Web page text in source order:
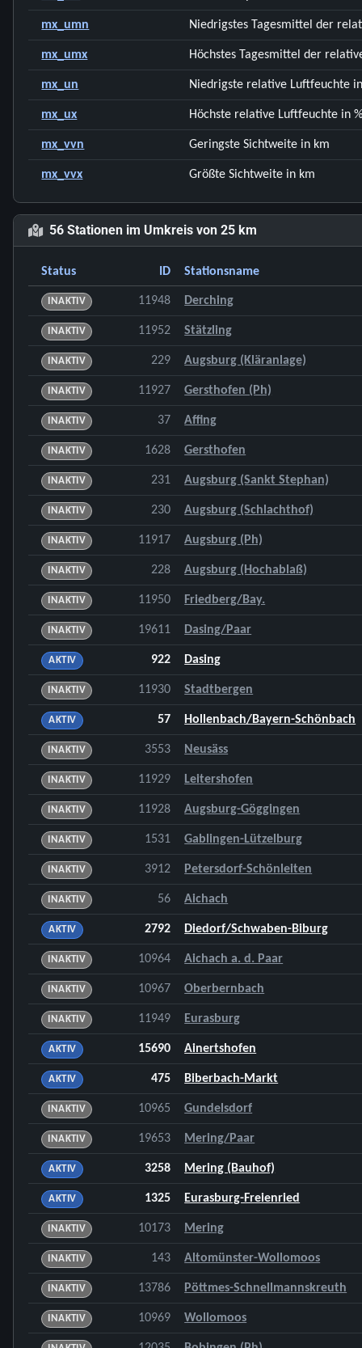
mx_umn Niedrigstes Tagesmittel der
mx_umx Höchstes Tagesmittel der
mx_un Niedrigste relative Luftfeuchte
mx_ux Höchste relative Luftfeuchte in
mx_vvn Geringste Sichtweite in km
mx_vvx Größte Sichtweite in km
56 Stationen im Umkreis von 25 km
Status ID Stationsname
INAKTIV 11948 Derching
INAKTIV 11952 Stätzling
INAKTIV 229 Augsburg (Kläranlage)
INAKTIV 11927 Gersthofen (Ph)
INAKTIV 37 Affing
INAKTIV 1628 Gersthofen
INAKTIV 231 Augsburg (Sankt Stephan)
INAKTIV 230 Augsburg (Schlachthof)
INAKTIV 11917 Augsburg (Ph)
INAKTIV 228 Augsburg (Hochablaß)
INAKTIV 11950 Friedberg/Bay.
INAKTIV 19611 Dasing/Paar
AKTIV 922 Dasing
INAKTIV 11930 Stadtbergen
AKTIV 57 Hollenbach/Bayern-Schönbach
INAKTIV 3553 Neusäss
INAKTIV 11929 Leitershofen
INAKTIV 11928 Augsburg-Göggingen
INAKTIV 1531 Gablingen-Lützelburg
INAKTIV 3912 Petersdorf-Schönleiten
INAKTIV 56 Aichach
AKTIV 2792 Diedorf/Schwaben-Biburg
INAKTIV 10964 Aichach a. d. Paar
INAKTIV 10967 Oberbernbach
INAKTIV 11949 Eurasburg
AKTIV 15690 Ainertshofen
AKTIV 475 Biberbach-Markt
INAKTIV 10965 Gundelsdorf
INAKTIV 19653 Mering/Paar
AKTIV 3258 Mering (Bauhof)
AKTIV 1325 Eurasburg-Freienried
INAKTIV 10173 Mering
INAKTIV 143 Altomünster-Wollomoos
INAKTIV 13786 Pöttmes-Schnellmannskreuth
INAKTIV 10969 Wollomoos